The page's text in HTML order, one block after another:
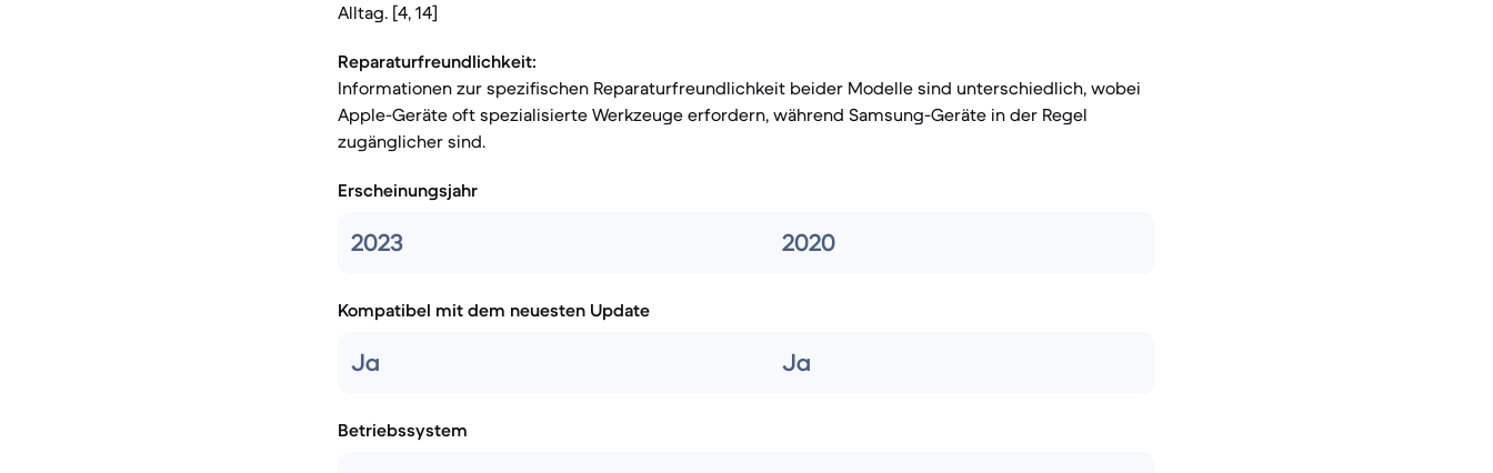
Alltag. [4, 14]
Reparaturfreundlichkeit:
Informationen zur spezifischen Reparaturfreundlichkeit beider Modelle sind unterschiedlich, wobei
Apple-Geräte oft spezialisierte Werkzeuge erfordern, während Samsung-Geräte in der Regel
zugänglicher sind.
Erscheinungsjahr
2023 2020
Kompatibel mit dem neuesten Update
Ja Ja
Betriebssystem